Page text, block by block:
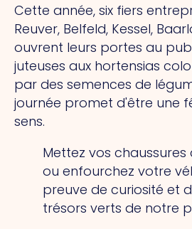
Cette année, six fiers
Reuver, Belfeld, Kessel,
ouvrent leurs portes au
juteuses aux hortensias
par des semences de
journée promet d'être une
sens.
Mettez vos
ou enfourchez votre
preuve de curiosité et
trésors verts de notre